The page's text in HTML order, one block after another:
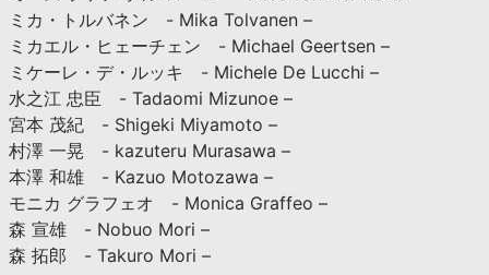
ミカ・トルバネン - Mika Tolvanen –
ミカエル・ヒェーチェン - Michael Geertsen –
ミケーレ・デ・ルッキ - Michele De Lucchi –
水之江 忠臣 - Tadaomi Mizunoe –
宮本 茂紀 - Shigeki Miyamoto –
村澤 一晃 - kazuteru Murasawa –
本澤 和雄 - Kazuo Motozawa –
モニカ グラフェオ - Monica Graffeo –
森 宣雄 - Nobuo Mori –
森 拓郎 - Takuro Mori –